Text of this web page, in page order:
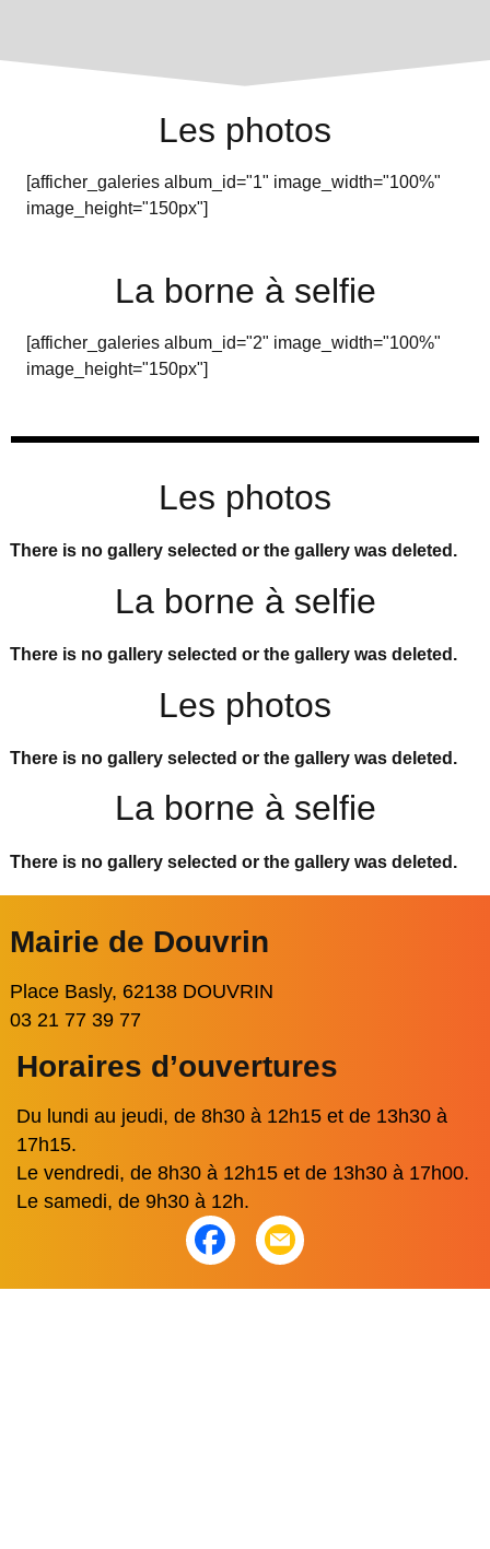
Les photos
[afficher_galeries album_id="1" image_width="100%"
image_height="150px"]
La borne à selfie
[afficher_galeries album_id="2" image_width="100%"
image_height="150px"]
Les photos
There is no gallery selected or the gallery was deleted.
La borne à selfie
There is no gallery selected or the gallery was deleted.
Les photos
There is no gallery selected or the gallery was deleted.
La borne à selfie
There is no gallery selected or the gallery was deleted.
Mairie de Douvrin
Place Basly, 62138 DOUVRIN
03 21 77 39 77
Horaires d’ouvertures
Du lundi au jeudi, de 8h30 à 12h15 et de 13h30 à
17h15.
Le vendredi, de 8h30 à 12h15 et de 13h30 à 17h00.
Le samedi, de 9h30 à 12h.